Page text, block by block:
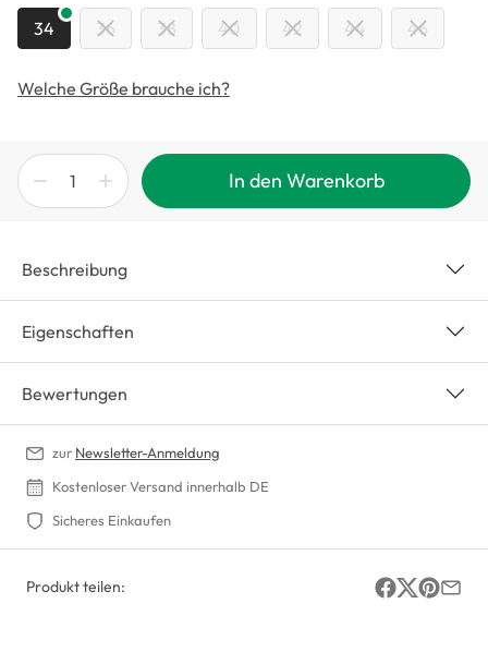
34 36 38 40 42 44 46
Welche Größe brauche ich?
In den Warenkorb
Beschreibung
Eigenschaften
Bewertungen
zur Newsletter-Anmeldung
Kostenloser Versand innerhalb DE
Sicheres Einkaufen
Produkt teilen: